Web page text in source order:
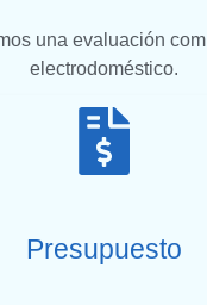
una evaluación
electrodoméstico.
Presupuesto